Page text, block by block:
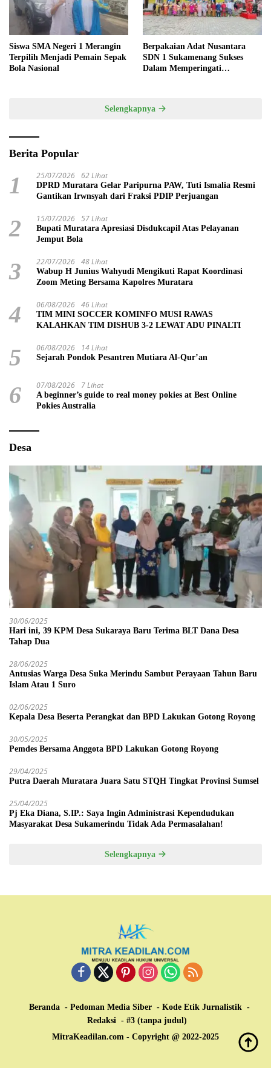
Siswa SMA Negeri 1 Merangin
Terpilih Menjadi Pemain Sepak
Bola Nasional
Berpakaian Adat Nusantara
SDN 1 Sukamenang Sukses
Dalam Memperingati
Selengkapnya
Berita Popular
1 25/07/2026 62 Lihat
DPRD Muratara Gelar Paripurna PAW, Tuti Ismalia Resmi
Gantikan Irwnsyah dari Fraksi PDIP Perjuangan
2 15/07/2026 57 Lihat
Bupati Muratara Apresiasi Disdukcapil Atas Pelayanan
Jemput Bola
3 22/07/2026 48 Lihat
Wabup H Junius Wahyudi Mengikuti Rapat Koordinasi
Zoom Meting Bersama Kapolres Muratara
4 06/08/2026 46 Lihat
TIM MINI SOCCER KOMINFO MUSI RAWAS
KALAHKAN TIM DISHUB 3-2 LEWAT ADU PINALTI
5 06/08/2026 14 Lihat
Sejarah Pondok Pesantren Mutiara Al-Qur’an
6 07/08/2026 7 Lihat
A beginner’s guide to real money pokies at Best Online
Pokies Australia
Desa
30/06/2025
Hari ini, 39 KPM Desa Sukaraya Baru Terima BLT Dana Desa
Tahap Dua
28/06/2025
Antusias Warga Desa Suka Merindu Sambut Perayaan Tahun Baru
Islam Atau 1 Suro
02/06/2025
Kepala Desa Beserta Perangkat dan BPD Lakukan Gotong Royong
30/05/2025
Pemdes Bersama Anggota BPD Lakukan Gotong Royong
29/04/2025
Putra Daerah Muratara Juara Satu STQH Tingkat Provinsi Sumsel
25/04/2025
Pj Eka Diana, S.IP.: Saya Ingin Administrasi Kependudukan
Masyarakat Desa Sukamerindu Tidak Ada Permasalahan!
Selengkapnya
Beranda Pedoman Media Siber
Kode Etik Jurnalistik
Redaksi
#3 (tanpa judul)
MitraKeadilan.com - Copyright @ 2022-2025